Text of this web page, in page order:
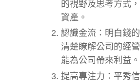
的視野及思考方式
資產。
認識金流：明白錢
清楚瞭解公司的經
能為公司帶來利益。
提高專注力：平秀